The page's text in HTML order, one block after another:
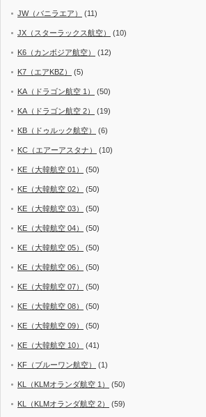
JW（バニラエア） (11)
JX（スターラックス航空） (10)
K6（カンボジア航空） (12)
K7（エアKBZ） (5)
KA（ドラゴン航空 1） (50)
KA（ドラゴン航空 2） (19)
KB（ドゥルック航空） (6)
KC（エアーアスタナ） (10)
KE（大韓航空 01） (50)
KE（大韓航空 02） (50)
KE（大韓航空 03） (50)
KE（大韓航空 04） (50)
KE（大韓航空 05） (50)
KE（大韓航空 06） (50)
KE（大韓航空 07） (50)
KE（大韓航空 08） (50)
KE（大韓航空 09） (50)
KE（大韓航空 10） (41)
KF（ブルーワン航空） (1)
KL（KLMオランダ航空 1） (50)
KL（KLMオランダ航空 2） (59)